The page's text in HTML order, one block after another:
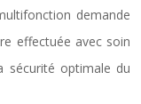
demande
effectuée avec soin
sécurité optimale du